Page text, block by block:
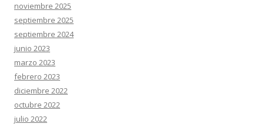
noviembre 2025
septiembre 2025
septiembre 2024
junio 2023
marzo 2023
febrero 2023
diciembre 2022
octubre 2022
julio 2022